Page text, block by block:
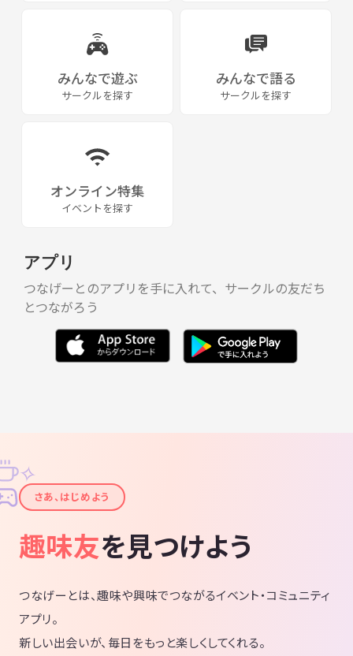
みんなで遊ぶ
サークルを探す
みんなで語る
サークルを探す
オンライン特集
イベントを探す
アプリ
つなげーとのアプリを手に入れて、サークルの友だち
とつながろう
✦
✧
さあ、はじめよう
趣味友を見つけよう
つなげーとは、趣味や興味でつながるイベント・コミュニティ
アプリ。
新しい出会いが、毎日をもっと楽しくしてくれる。